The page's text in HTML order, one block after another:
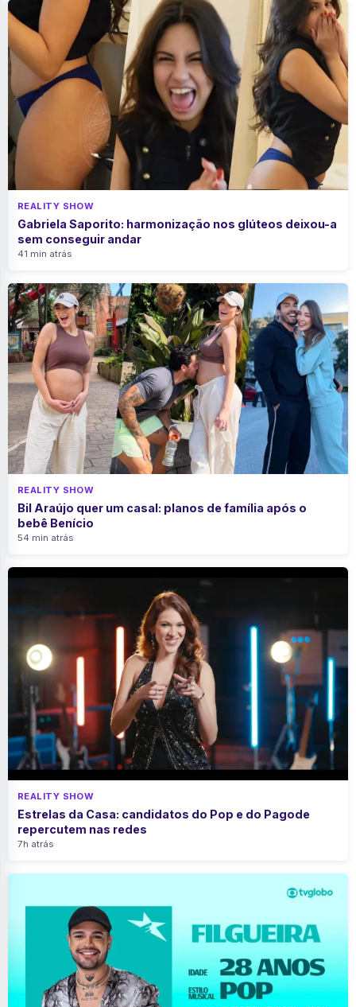
REALITY SHOW
Gabriela Saporito: harmonização nos glúteos deixou-a
sem conseguir andar
41 min atrás
REALITY SHOW
Bil Araújo quer um casal: planos de família após o
bebê Benício
54 min atrás
REALITY SHOW
Estrelas da Casa: candidatos do Pop e do Pagode
repercutem nas redes
7h atrás